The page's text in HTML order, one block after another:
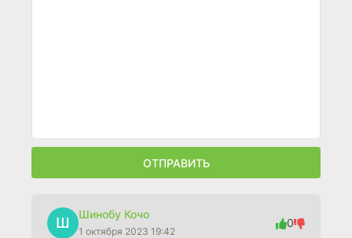
ОТПРАВИТЬ
Ш
Шинобу Кочо
1 октября 2023 19:42
0